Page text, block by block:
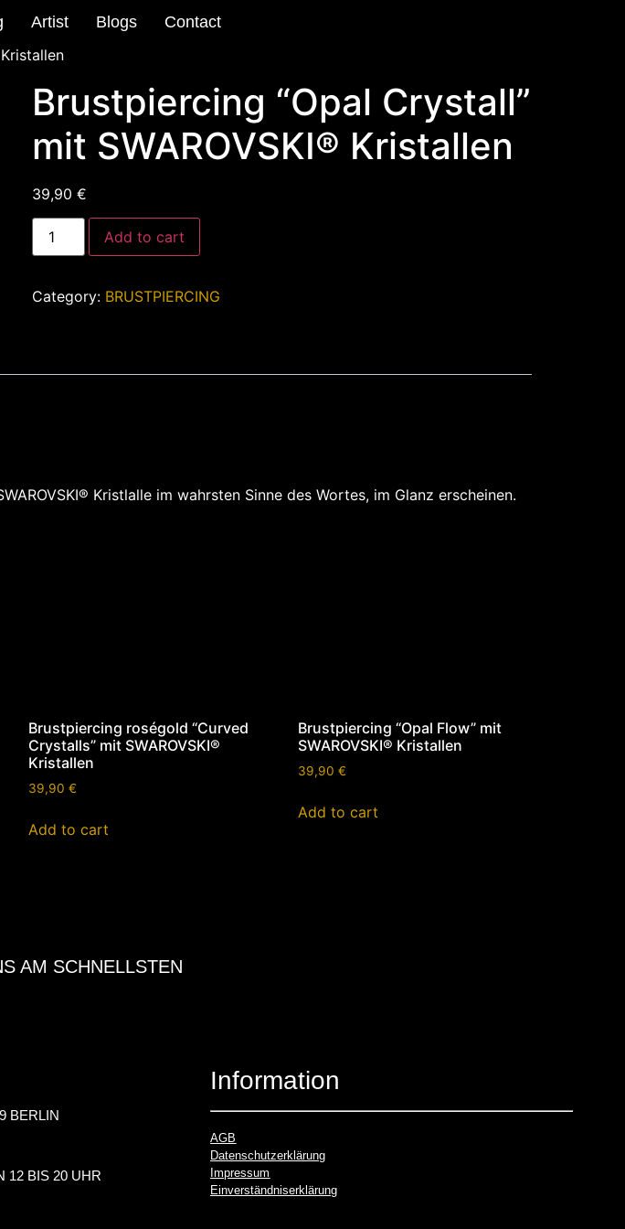
Artist Blogs
Contact
Brustpiercing “Opal Crystall”
mit SWAROVSKI® Kristallen
39,90 €
Add to cart
Category: BRUSTPIERCING
Kristlalle im wahrsten Sinne des Wortes, im Glanz erscheinen.
Brustpiercing roségold “Curved
Crystalls” mit SWAROVSKI®
Kristallen
39,90€
Add to cart
Brustpiercing “Opal Flow” mit
SWAROVSKI® Kristallen
39,90€
Add to cart
AM SCHNELLSTEN
BERLIN
12 BIS 20 UHR
Information
AGB
Datenschutzerklärung
Impressum
Einverständniserklärung